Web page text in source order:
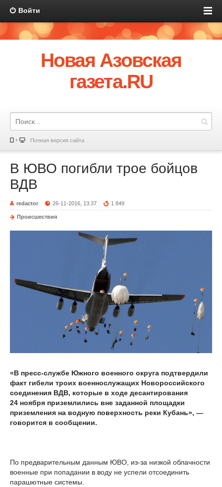
Войти
Новая Азовская
газета.RU
Полная версия сайта
В ЮВО погибли трое бойцов
ВДВ
redactor 26-11-2016, 13:37 1 849
Происшествия
«В пресс-службе Южного военного округа подтвердили
факт гибели троих военнослужащих Новороссийского
соединения ВДВ, которые в ходе десантирования
24 ноября приземлились вне заданной площадки
приземления на водную поверхность реки Кубань», —
говорится в сообщении.
По предварительным данным ЮВО, из-за низкой облачности
военные при попадании в воду не успели отсоединить
парашютные системы.